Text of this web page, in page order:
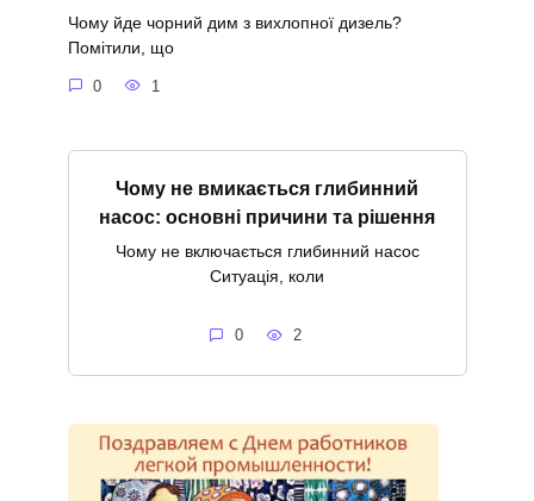
Чому йде чорний дим з вихлопної дизель?
Помітили, що
0 1
Чому не вмикається глибинний
насос: основні причини та рішення
Чому не включається глибинний насос
Ситуація, коли
0 2